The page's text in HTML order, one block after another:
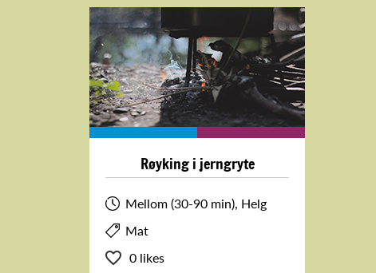
Røyking i jerngryte
Mellom (30-90 min), Helg
Mat
0 likes